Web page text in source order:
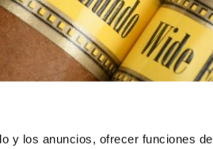
y los anuncios, ofrecer funciones de